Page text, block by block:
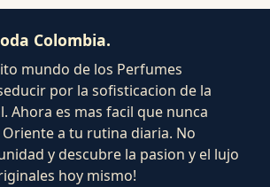
Colombia.
mundo de los Perfumes
por la sofisticacion de la
Ahora es mas facil que nunca
Oriente a tu rutina diaria. No
y descubre la pasion y el lujo
hoy mismo!